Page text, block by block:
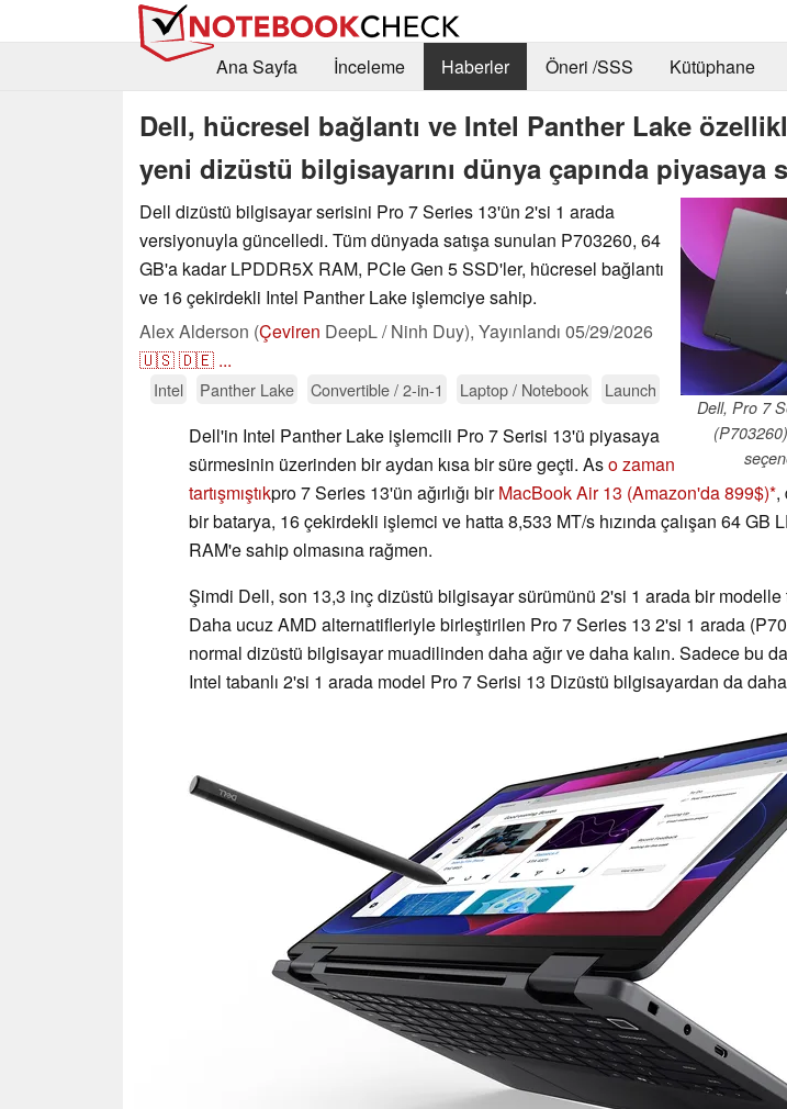
Ana Sayfa
İnceleme Haberler Öneri /SSS Kütüphane
Dell, hücresel bağlantı ve Intel Panther Lake
yeni dizüstü bilgisayarını dünya çapında piyasaya
Dell, Pro 7
Dell dizüstü bilgisayar serisini Pro 7 Series 13'ün 2'si 1 arada
versiyonuyla güncelledi. Tüm dünyada satışa sunulan P703260, 64
GB'a kadar LPDDR5X RAM, PCIe Gen 5 SSD'ler, hücresel bağlantı
ve 16 çekirdekli Intel Panther Lake işlemciye sahip.
Alex Alderson (Çeviren DeepL / Ninh Duy), Yayınlandı 05/29/2026
🇺🇸🇩🇪 ...
Intel Panther Lake Convertible / 2-in-1 Laptop / Notebook Launch
Dell'in Intel Panther Lake işlemcili Pro 7 Serisi 13'ü piyasaya
sürmesinin üzerinden bir aydan kısa bir süre geçti. Aso zaman
tartışmıştıkpro 7 Series 13'ün ağırlığı birMacBook Air 13 (Amazon'da 899$) ,
bir batarya, 16 çekirdekli işlemci ve hatta 8,533 MT/s hızında çalışan 64 GB
RAM'e sahip olmasına rağmen.
Şimdi Dell, son 13,3 inç dizüstü bilgisayar sürümünü 2'si 1 arada bir modelle
Daha ucuz AMD alternatifleriyle birleştirilen Pro 7 Series 13 2'si 1 arada
normal dizüstü bilgisayar muadilinden daha ağır ve daha kalın. Sadece bu
Intel tabanlı 2'si 1 arada model Pro 7 Serisi 13 Dizüstü bilgisayardan da